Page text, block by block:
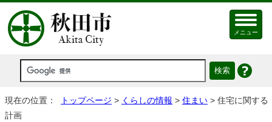
メニュー
現在の位置： トップページ > くらしの情報 > 住まい > 住宅に関する
計画